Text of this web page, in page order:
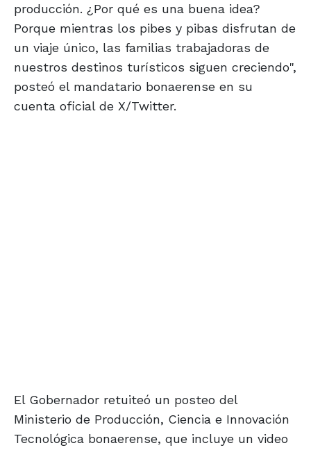
producción. ¿Por qué es una buena idea?
Porque mientras los pibes y pibas disfrutan de
un viaje único, las familias trabajadoras de
nuestros destinos turísticos siguen creciendo",
posteó el mandatario bonaerense en su
cuenta oficial de X/Twitter.
El Gobernador retuiteó un posteo del
Ministerio de Producción, Ciencia e Innovación
Tecnológica bonaerense, que incluye un video